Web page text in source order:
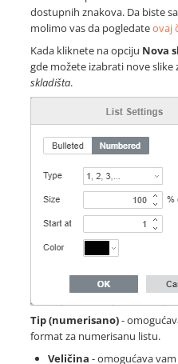
dostupnih znakova. Da biste
molimo vas da pogledateovaj
Kada kliknete na opciju Nova
gde možete izabrati nove slike
skladišta.
Tip (numerisano)-
format za numerisanu listu.
Veličina - omogućava